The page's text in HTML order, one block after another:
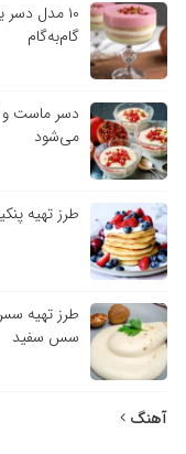
گام‌به‌گام
می‌شود
طرز تهیه
طرز تهیه
سس سفید
آهنگ